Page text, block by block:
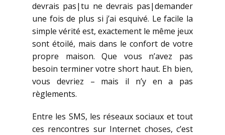
devrais pas|tu ne devrais pas|demander
une fois de plus si j’ai esquivé. Le facile la
simple vérité est, exactement le même jeux
sont étoilé, mais dans le confort de votre
propre maison. Que vous n’avez pas
besoin terminer votre short haut. Eh bien,
vous devriez – mais il n’y en a pas
règlements.
Entre les SMS, les réseaux sociaux et tout
ces rencontres sur Internet choses, c’est